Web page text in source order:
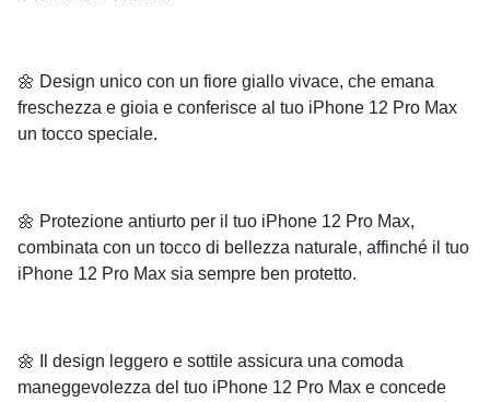
🌼 Design unico con un fiore giallo vivace, che emana
freschezza e gioia e conferisce al tuo iPhone 12 Pro Max
un tocco speciale.
🌼 Protezione antiurto per il tuo iPhone 12 Pro Max,
combinata con un tocco di bellezza naturale, affinché il tuo
iPhone 12 Pro Max sia sempre ben protetto.
🌼 Il design leggero e sottile assicura una comoda
maneggevolezza del tuo iPhone 12 Pro Max e concede